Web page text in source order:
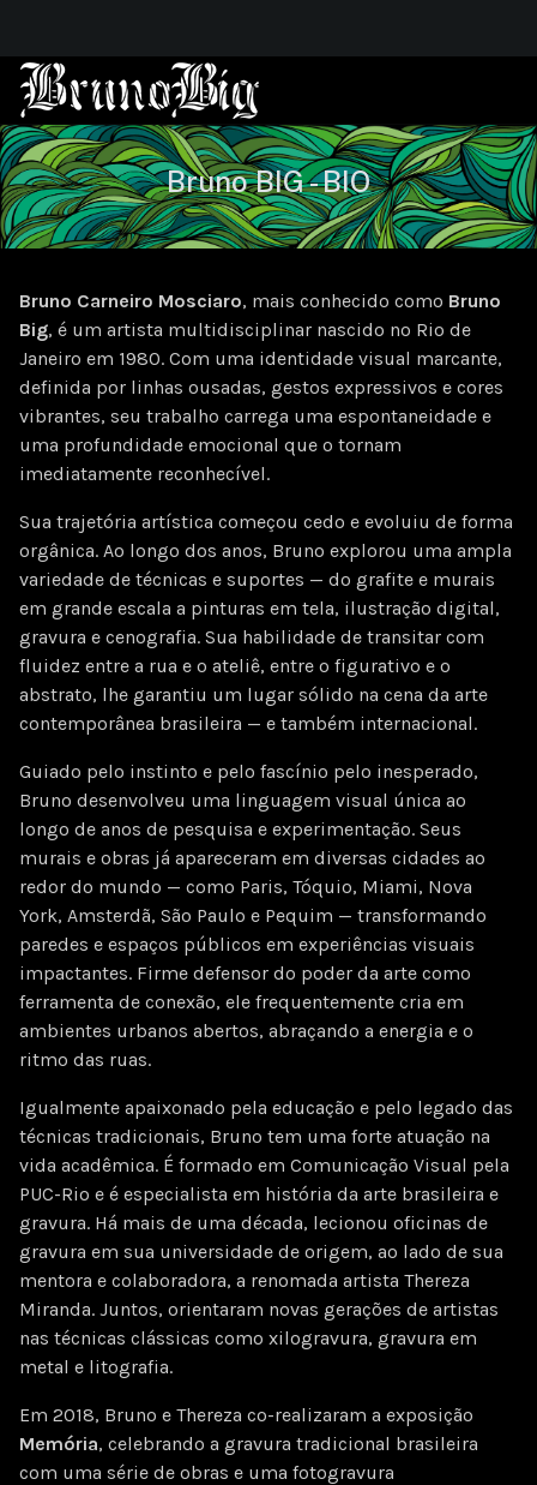
Bruno BIG - BIO
Bruno Carneiro Mosciaro, mais conhecido como Bruno
Big, é um artista multidisciplinar nascido no Rio de
Janeiro em 1980. Com uma identidade visual marcante,
definida por linhas ousadas, gestos expressivos e cores
vibrantes, seu trabalho carrega uma espontaneidade e
uma profundidade emocional que o tornam
imediatamente reconhecível.
Sua trajetória artística começou cedo e evoluiu de forma
orgânica. Ao longo dos anos, Bruno explorou uma ampla
variedade de técnicas e suportes — do grafite e murais
em grande escala a pinturas em tela, ilustração digital,
gravura e cenografia. Sua habilidade de transitar com
fluidez entre a rua e o ateliê, entre o figurativo e o
abstrato, lhe garantiu um lugar sólido na cena da arte
contemporânea brasileira — e também internacional.
Guiado pelo instinto e pelo fascínio pelo inesperado,
Bruno desenvolveu uma linguagem visual única ao
longo de anos de pesquisa e experimentação. Seus
murais e obras já apareceram em diversas cidades ao
redor do mundo — como Paris, Tóquio, Miami, Nova
York, Amsterdã, São Paulo e Pequim — transformando
paredes e espaços públicos em experiências visuais
impactantes. Firme defensor do poder da arte como
ferramenta de conexão, ele frequentemente cria em
ambientes urbanos abertos, abraçando a energia e o
ritmo das ruas.
Igualmente apaixonado pela educação e pelo legado das
técnicas tradicionais, Bruno tem uma forte atuação na
vida acadêmica. É formado em Comunicação Visual pela
PUC-Rio e é especialista em história da arte brasileira e
gravura. Há mais de uma década, lecionou oficinas de
gravura em sua universidade de origem, ao lado de sua
mentora e colaboradora, a renomada artista Thereza
Miranda. Juntos, orientaram novas gerações de artistas
nas técnicas clássicas como xilogravura, gravura em
metal e litografia.
Em 2018, Bruno e Thereza co-realizaram a exposição
Memória, celebrando a gravura tradicional brasileira
com uma série de obras e uma fotogravura